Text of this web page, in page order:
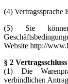
(4) Vertragssprache
(5) Sie
Website http://
§ 2 Vertragsschluss
(1) Die
verbindlichen